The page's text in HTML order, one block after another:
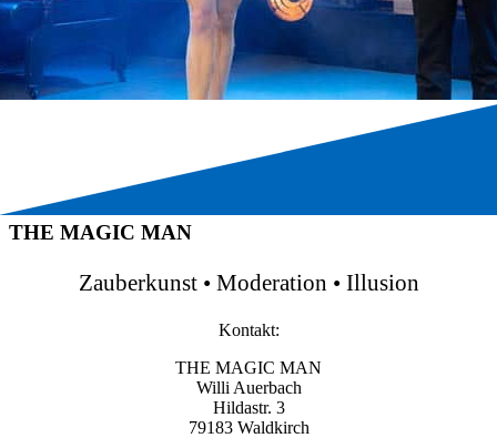
THE MAGIC MAN
Zauberkunst • Moderation • Illusion
Kontakt:
THE MAGIC MAN
Willi Auerbach
Hildastr. 3
79183 Waldkirch